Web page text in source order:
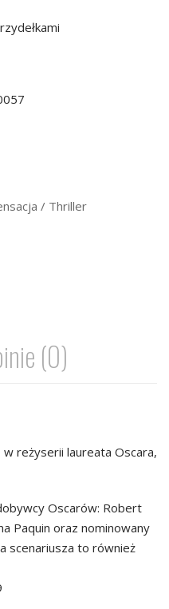
/ Thriller
(0)
w reżyserii laureata Oscara,
Oscarów: Robert
Paquin oraz nominowany
scenariusza to również